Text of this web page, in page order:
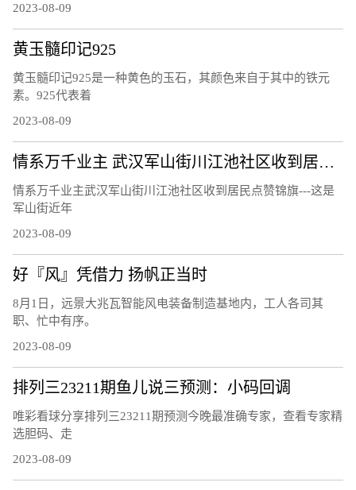
2023-08-09
黄玉髓印记925
黄玉髓印记925是一种黄色的玉石，其颜色来自于其中的铁元
素。925代表着
2023-08-09
情系万千业主 武汉军山街川江池社区收到居民点赞锦旗
情系万千业主武汉军山街川江池社区收到居民点赞锦旗---这是
军山街近年
2023-08-09
好『风』凭借力 扬帆正当时
8月1日，远景大兆瓦智能风电装备制造基地内，工人各司其
职、忙中有序。
2023-08-09
排列三23211期鱼儿说三预测：小码回调
唯彩看球分享排列三23211期预测今晚最准确专家，查看专家精
选胆码、走
2023-08-09